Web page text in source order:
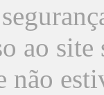
ao
não